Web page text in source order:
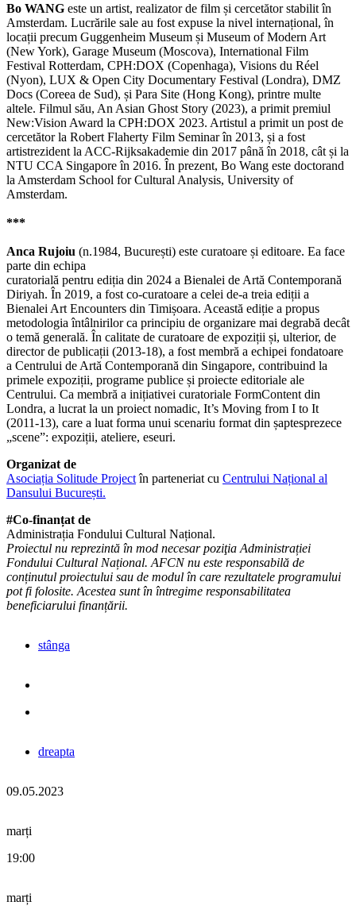
Bo WANG este un artist, realizator de film și cercetător stabilit în
Amsterdam. Lucrările sale au fost expuse la nivel internațional, în
locații precum Guggenheim Museum și Museum of Modern Art
(New York), Garage Museum (Moscova), International Film
Festival Rotterdam, CPH:DOX (Copenhaga), Visions du Réel
(Nyon), LUX & Open City Documentary Festival (Londra), DMZ
Docs (Coreea de Sud), și Para Site (Hong Kong), printre multe
altele. Filmul său, An Asian Ghost Story (2023), a primit premiul
New:Vision Award la CPH:DOX 2023. Artistul a primit un post de
cercetător la Robert Flaherty Film Seminar în 2013, și a fost
artistrezident la ACC-Rijksakademie din 2017 până în 2018, cât și la
NTU CCA Singapore în 2016. În prezent, Bo Wang este doctorand
la Amsterdam School for Cultural Analysis, University of
Amsterdam.
***
Anca Rujoiu (n.1984, București) este curatoare și editoare. Ea face
parte din echipa
curatorială pentru ediția din 2024 a Bienalei de Artă Contemporană
Diriyah. În 2019, a fost co-curatoare a celei de-a treia ediții a
Bienalei Art Encounters din Timișoara. Această ediție a propus
metodologia întâlnirilor ca principiu de organizare mai degrabă decât
o temă generală. În calitate de curatoare de expoziții și, ulterior, de
director de publicații (2013-18), a fost membră a echipei fondatoare
a Centrului de Artă Contemporană din Singapore, contribuind la
primele expoziții, programe publice și proiecte editoriale ale
Centrului. Ca membră a inițiativei curatoriale FormContent din
Londra, a lucrat la un proiect nomadic, It’s Moving from I to It
(2011-13), care a luat forma unui scenariu format din șaptesprezece
„scene”: expoziții, ateliere, eseuri.
Organizat de
Asociația Solitude Projectîn parteneriat cu Centrului Național al
Dansului București.
#Co-finanțat de
Administrația Fondului Cultural Național.
Proiectul nu reprezintă în mod necesar poziţia Administrației
Fondului Cultural Național. AFCN nu este responsabilă de
conținutul proiectului sau de modul în care rezultatele programului
pot fi folosite. Acestea sunt în întregime responsabilitatea
beneficiarului finanțării.
stânga
dreapta
09.05.2023
marți
19:00
marți